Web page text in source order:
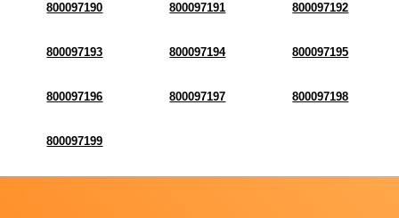
800097190 800097191 800097192
800097193 800097194 800097195
800097196 800097197 800097198
800097199